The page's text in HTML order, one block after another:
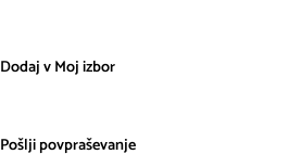
Dodaj v Moj izbor
Pošlji povpraševanje